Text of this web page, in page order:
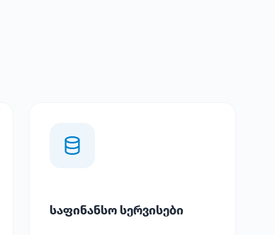
საფინანსო სერვისები